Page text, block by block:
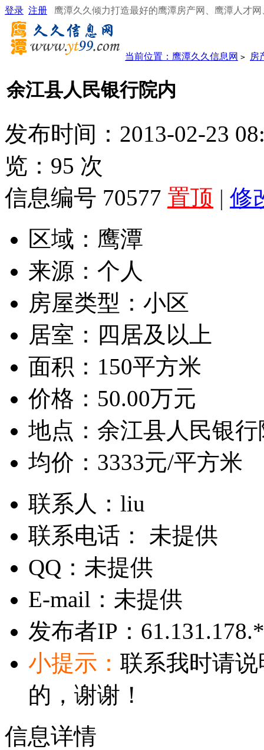
登录 注册 鹰潭久久倾力打造最好的鹰潭房产网、鹰潭人才
当前位置： 鹰潭久久信息网 > 房
余江县人民银行院内
发布时间：2013-02-23
览： 95 次
信息编号 70577 置顶 | 修
区域： 鹰潭
来源： 个人
房屋类型： 小区
居室： 四居及以上
面积： 150平方米
价格： 50.00万元
地点： 余江县人民银行
均价： 3333元/平方米
联系人： liu
联系电话：
未提供
QQ： 未提供
E-mail： 未提供
发布者IP： 61.131.178.*
小提示： 联系我时请
的，谢谢！
信息详情